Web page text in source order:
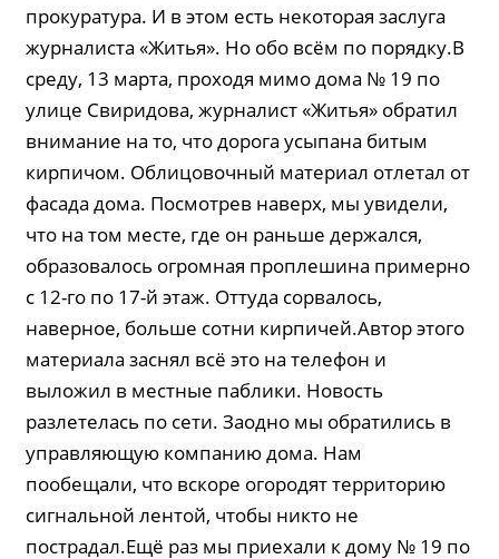
прокуратура. И в этом есть некоторая заслуга
журналиста «Житья». Но обо всём по порядку.В
среду, 13 марта, проходя мимо дома № 19 по
улице Свиридова, журналист «Житья» обратил
внимание на то, что дорога усыпана битым
кирпичом. Облицовочный материал отлетал от
фасада дома. Посмотрев наверх, мы увидели,
что на том месте, где он раньше держался,
образовалось огромная проплешина примерно
с 12-го по 17-й этаж. Оттуда сорвалось,
наверное, больше сотни кирпичей.Автор этого
материала заснял всё это на телефон и
выложил в местные паблики. Новость
разлетелась по сети. Заодно мы обратились в
управляющую компанию дома. Нам
пообещали, что вскоре огородят территорию
сигнальной лентой, чтобы никто не
пострадал.Ещё раз мы приехали к дому № 19 по